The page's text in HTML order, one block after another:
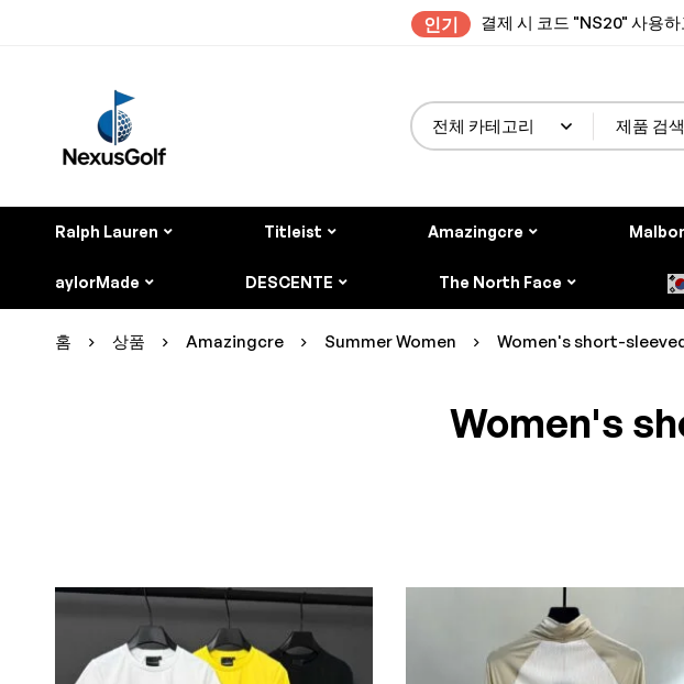
인기 결제 시 코드 "NS20" 사용
Ralph Lauren Titleist Amazingcre
aylorMade DESCENTE The North Face
홈 상품 Amazingcre Summer Women Women's short-
Women's